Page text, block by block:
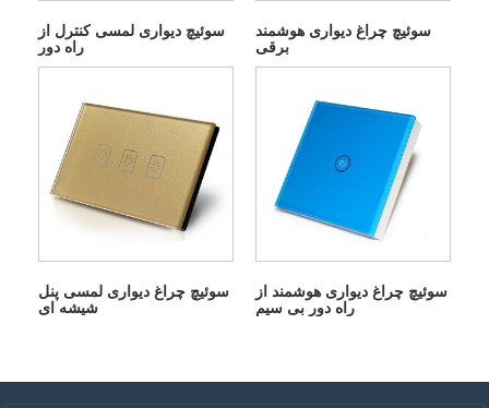
سوئیچ دیواری لمسی کنترل از
راه دور
سوئیچ چراغ دیواری هوشمند
برقی
سوئیچ چراغ دیواری لمسی پنل
شیشه ای
سوئیچ چراغ دیواری هوشمند از
راه دور بی سیم